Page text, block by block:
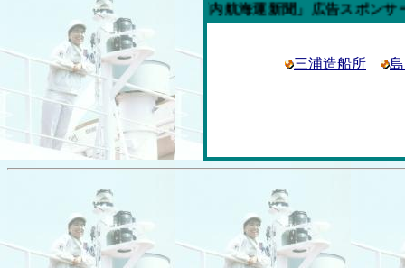
今週の「内航海運新聞」広告スポンサー企業
三浦造船所